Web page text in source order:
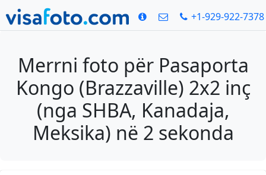
+1-929-922-7378
Merrni foto për Pasaporta
Kongo (Brazzaville) 2x2 inç
(nga SHBA, Kanadaja,
Meksika) në 2 sekonda